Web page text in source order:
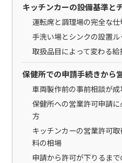
キッチンカーの設備基準と
運転席と調理場の完全な仕
手洗い場とシンクの設置ル
取扱品目によって変わる
保健所での申請手続きから
車両製作前の事前相談が
保健所への営業許可申請
方
キッチンカーの営業許可
料の相場
申請から許可が下りるま